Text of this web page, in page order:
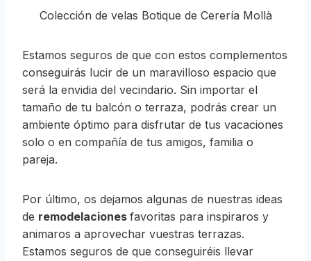
Colección de velas Botique de Cerería Mollà
Estamos seguros de que con estos complementos
conseguirás lucir de un maravilloso espacio que
será la envidia del vecindario. Sin importar el
tamaño de tu balcón o terraza, podrás crear un
ambiente óptimo para disfrutar de tus vacaciones
solo o en compañía de tus amigos, familia o
pareja.
Por último, os dejamos algunas de nuestras ideas
de remodelaciones favoritas para inspiraros y
animaros a aprovechar vuestras terrazas.
Estamos seguros de que conseguiréis llevar